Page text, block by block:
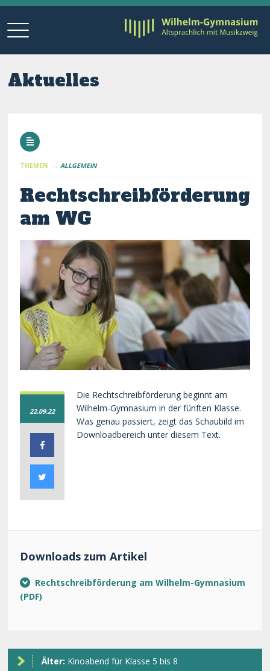
Aktuelles
THEMEN → ALLGEMEIN
Rechtschreibförderung
am WG
22.09.22
Die Rechtschreibförderung beginnt am
Wilhelm-Gymnasium in der fünften Klasse.
Was genau passiert, zeigt das Schaubild im
Downloadbereich unter diesem Text.
Downloads zum Artikel
Rechtschreibförderung am Wilhelm-Gymnasium
Älter: Kinoabend für Klasse 5 bis 8